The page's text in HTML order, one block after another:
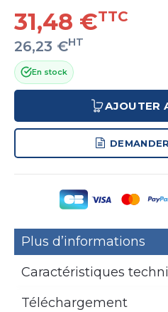
31,48 €TTC
26,23 €HT
En stock
AJOUTER
Plus d’informations
Caractéristiques
Téléchargement